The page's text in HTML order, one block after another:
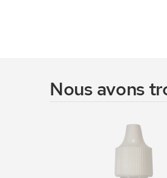
Nous avons